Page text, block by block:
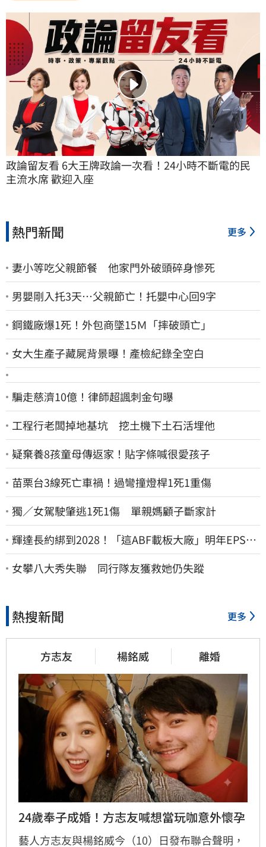
政論留友看 6大王牌政論一次看！24小時不斷電的民
主流水席 歡迎入座
熱門新聞 更多
妻小等吃父親節餐 他家門外破頭碎身慘死
男嬰剛入托3天…父親節亡！托嬰中心回9字
鋼鐵廠爆1死！外包商墜15Ｍ「摔破頭亡」
女大生產子藏屍背景曝！產檢紀錄全空白
騙走慈濟10億！律師超諷刺金句曝
工程行老闆掉地基坑 挖土機下土石活埋他
疑棄養8孩童母傳返家！貼字條喊很愛孩子
苗栗台3線死亡車禍！過彎撞燈桿1死1重傷
獨／女駕駛肇逃1死1傷 單親媽顧子斷家計
輝達長約綁到2028！「這ABF載板大廠」明年EPS上
看22元 目標價至1000元
女攀八大秀失聯 同行隊友獲救她仍失蹤
熱搜新聞 更多
方志友 楊銘威 離婚
24歲奉子成婚！方志友喊想當玩咖意外懷孕
藝人方志友與楊銘威今（10）日發布聯合聲明，